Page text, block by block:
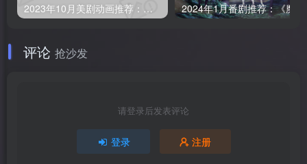
2023年10月美剧动画推荐：瑞克和莫蒂 第七季已完结
评论 抢沙发
请登录后发表评论
登录 注册